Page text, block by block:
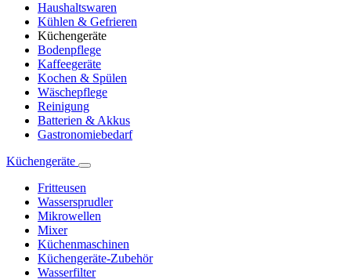
Haushaltswaren
Kühlen & Gefrieren
Küchengeräte
Bodenpflege
Kaffeegeräte
Kochen & Spülen
Wäschepflege
Reinigung
Batterien & Akkus
Gastronomiebedarf
Küchengeräte
Fritteusen
Wassersprudler
Mikrowellen
Mixer
Küchenmaschinen
Küchengeräte-Zubehör
Wasserfilter